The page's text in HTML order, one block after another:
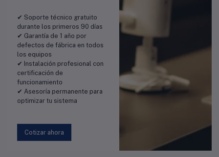
✔ Soporte técnico gratuito
durante los primeros 90 días
✔ Garantía de 1 año por
defectos de fábrica en todos
los equipos
✔ Instalación profesional con
certificación de
funcionamiento
✔ Asesoría permanente para
optimizar tu sistema
Cotizar ahora